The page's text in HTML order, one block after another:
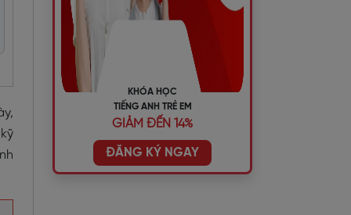
KHÓA HỌC
TIẾNG ANH TRẺ EM
GIẢM ĐẾN 14%
ĐĂNG KÝ NGAY